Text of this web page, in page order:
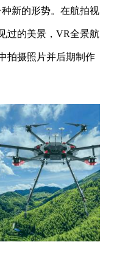
新的形势。在航拍视
过的美景，VR全景航
拍摄照片并后期制作